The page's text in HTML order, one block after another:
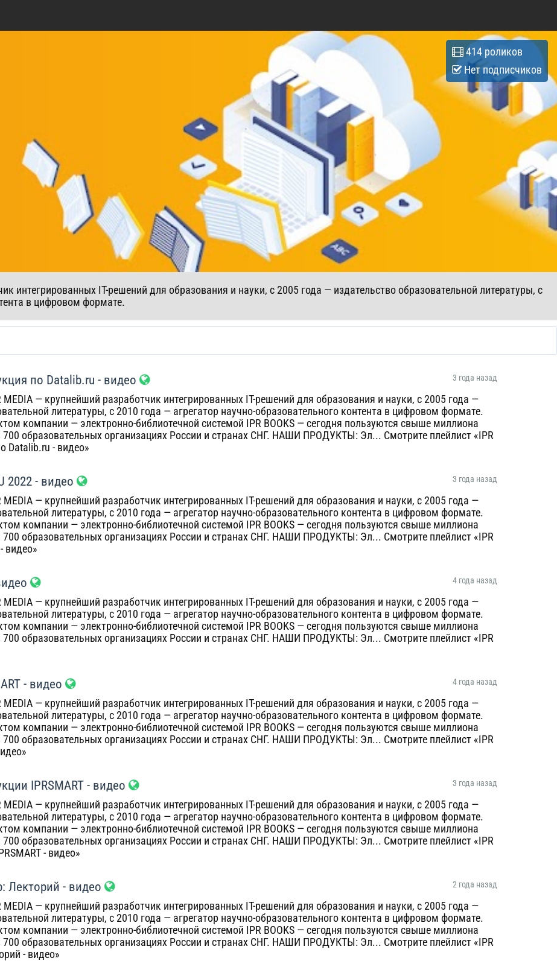
414 роликов
Нет подписчиков
интегрированных IT-решений для образования и науки, с 2005 года — издательство образовательной литературы, с
в цифровом формате.
3 года назад
по Datalib.ru - видео
MEDIA — крупнейший разработчик интегрированных IT-решений для образования и науки, с 2005 года —
литературы, с 2010 года — агрегатор научно-образовательного контента в цифровом формате.
компании — электронно-библиотечной системой IPR BOOKS — сегодня пользуются свыше миллиона
700 образовательных организациях России и странах СНГ. НAШИ ПРОДУКТЫ: Эл... Смотрите плейлист «IPR
Datalib.ru - видео»
3 года назад
2022 - видео
MEDIA — крупнейший разработчик интегрированных IT-решений для образования и науки, с 2005 года —
литературы, с 2010 года — агрегатор научно-образовательного контента в цифровом формате.
компании — электронно-библиотечной системой IPR BOOKS — сегодня пользуются свыше миллиона
700 образовательных организациях России и странах СНГ. НAШИ ПРОДУКТЫ: Эл... Смотрите плейлист «IPR
видео»
4 года назад
MEDIA — крупнейший разработчик интегрированных IT-решений для образования и науки, с 2005 года —
литературы, с 2010 года — агрегатор научно-образовательного контента в цифровом формате.
компании — электронно-библиотечной системой IPR BOOKS — сегодня пользуются свыше миллиона
700 образовательных организациях России и странах СНГ. НAШИ ПРОДУКТЫ: Эл... Смотрите плейлист «IPR
4 года назад
- видео
MEDIA — крупнейший разработчик интегрированных IT-решений для образования и науки, с 2005 года —
литературы, с 2010 года — агрегатор научно-образовательного контента в цифровом формате.
компании — электронно-библиотечной системой IPR BOOKS — сегодня пользуются свыше миллиона
700 образовательных организациях России и странах СНГ. НAШИ ПРОДУКТЫ: Эл... Смотрите плейлист «IPR
3 года назад
IPRSMART - видео
MEDIA — крупнейший разработчик интегрированных IT-решений для образования и науки, с 2005 года —
литературы, с 2010 года — агрегатор научно-образовательного контента в цифровом формате.
компании — электронно-библиотечной системой IPR BOOKS — сегодня пользуются свыше миллиона
700 образовательных организациях России и странах СНГ. НAШИ ПРОДУКТЫ: Эл... Смотрите плейлист «IPR
- видео»
2 года назад
Лекторий - видео
MEDIA — крупнейший разработчик интегрированных IT-решений для образования и науки, с 2005 года —
литературы, с 2010 года — агрегатор научно-образовательного контента в цифровом формате.
компании — электронно-библиотечной системой IPR BOOKS — сегодня пользуются свыше миллиона
700 образовательных организациях России и странах СНГ. НAШИ ПРОДУКТЫ: Эл... Смотрите плейлист «IPR
- видео»